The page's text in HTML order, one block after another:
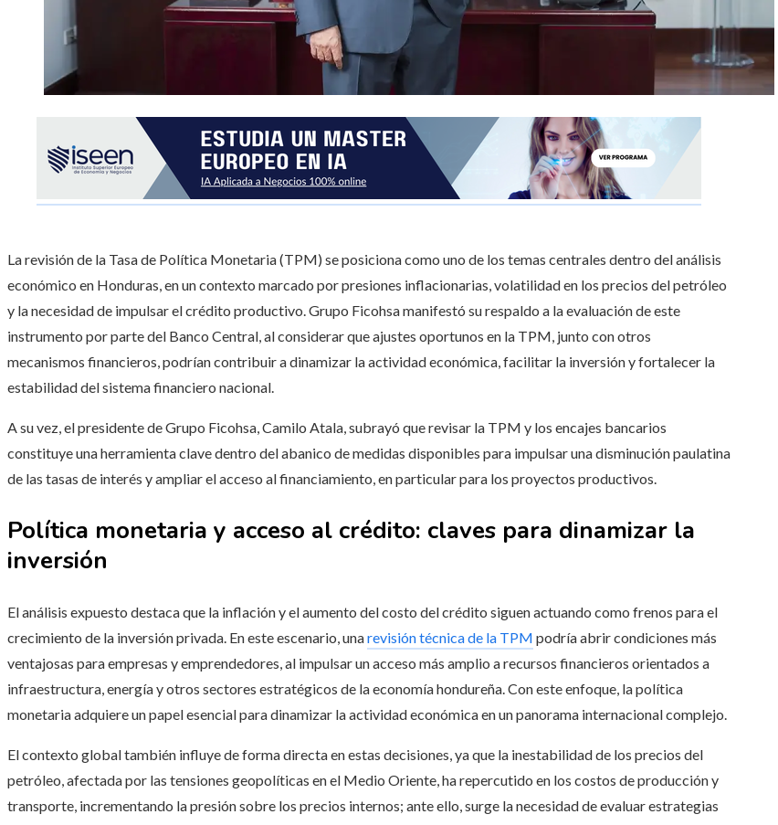
La revisión de la Tasa de Política Monetaria (TPM) se posiciona como uno de los temas centrales dentro del análisis
económico en Honduras, en un contexto marcado por presiones inflacionarias, volatilidad en los precios del petróleo
y la necesidad de impulsar el crédito productivo. Grupo Ficohsa manifestó su respaldo a la evaluación de este
instrumento por parte del Banco Central, al considerar que ajustes oportunos en la TPM, junto con otros
mecanismos financieros, podrían contribuir a dinamizar la actividad económica, facilitar la inversión y fortalecer la
estabilidad del sistema financiero nacional.
A su vez, el presidente de Grupo Ficohsa, Camilo Atala, subrayó que revisar la TPM y los encajes bancarios
constituye una herramienta clave dentro del abanico de medidas disponibles para impulsar una disminución paulatina
de las tasas de interés y ampliar el acceso al financiamiento, en particular para los proyectos productivos.
Política monetaria y acceso al crédito: claves para dinamizar la
inversión
El análisis expuesto destaca que la inflación y el aumento del costo del crédito siguen actuando como frenos para el
crecimiento de la inversión privada. En este escenario, unarevisión técnica de la TPM podría abrir condiciones más
ventajosas para empresas y emprendedores, al impulsar un acceso más amplio a recursos financieros orientados a
infraestructura, energía y otros sectores estratégicos de la economía hondureña. Con este enfoque, la política
monetaria adquiere un papel esencial para dinamizar la actividad económica en un panorama internacional complejo.
El contexto global también influye de forma directa en estas decisiones, ya que la inestabilidad de los precios del
petróleo, afectada por las tensiones geopolíticas en el Medio Oriente, ha repercutido en los costos de producción y
transporte, incrementando la presión sobre los precios internos; ante ello, surge la necesidad de evaluar estrategias